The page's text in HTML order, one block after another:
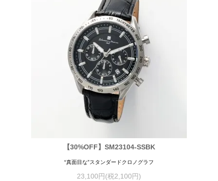
【30%OFF】SM23104-SSBK
“真面目な”スタンダードクロノグラフ
23,100円(税2,100円)